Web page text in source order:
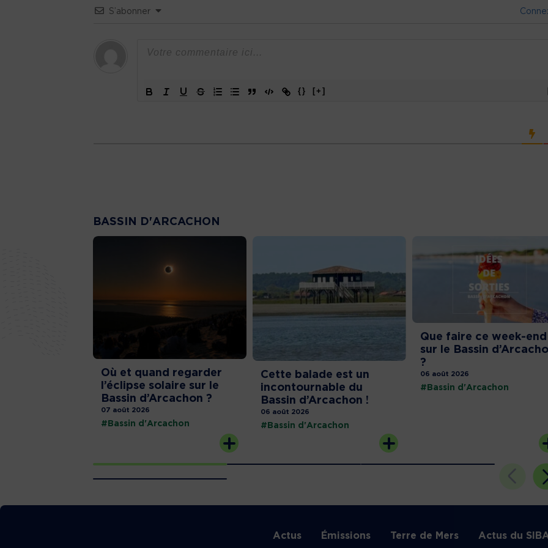
S’abonner
{} [+]
BASSIN D'ARCACHON
Où et quand regarder
l’éclipse solaire sur le
Bassin d’Arcachon ?
07 août 2026
#Bassin d'Arcachon
Cette balade est un
incontournable du
Bassin d’Arcachon !
06 août 2026
#Bassin d'Arcachon
Que faire ce week-end
sur le Bassin
?
06 août 2026
#Bassin d'Arcachon
Actus Émissions Terre de Mers Actus du